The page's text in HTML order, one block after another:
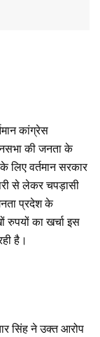
कांग्रेस
की जनता के
लिए वर्तमान सरकार
से लेकर चपड़ासी
प्रदेश के
रुपयों का खर्चा इस
है।
सिंह ने उक्त आरोप